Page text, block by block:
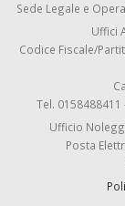
Sede Legale e
Uffici
Codice Fiscale/
Tel. 0158488411
Ufficio
Posta